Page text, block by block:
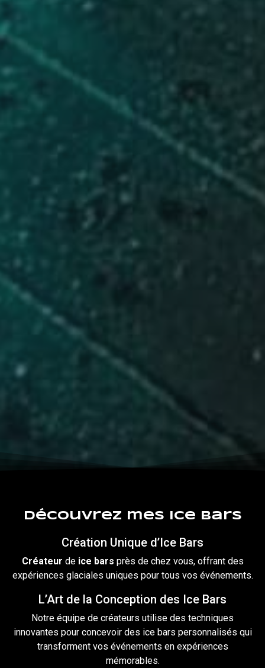
Découvrez mes ice bars
Création Unique d’Ice Bars
Créateur de ice bars près de chez vous, offrant des
expériences glaciales uniques pour tous vos événements.
L’Art de la Conception des Ice Bars
Notre équipe de créateurs utilise des techniques
innovantes pour concevoir des ice bars personnalisés qui
transforment vos événements enexpériences
mémorables.